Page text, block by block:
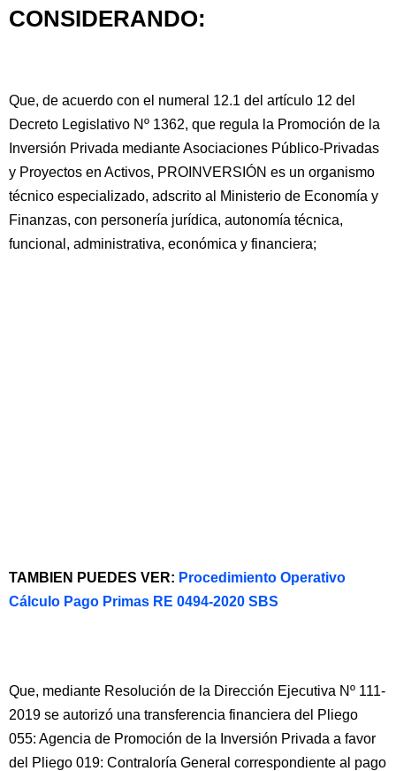
CONSIDERANDO:
Que, de acuerdo con el numeral 12.1 del artículo 12 del
Decreto Legislativo Nº 1362, que regula la Promoción de la
Inversión Privada mediante Asociaciones Público-Privadas
y Proyectos en Activos, PROINVERSIÓN es un organismo
técnico especializado, adscrito al Ministerio de Economía y
Finanzas, con personería jurídica, autonomía técnica,
funcional, administrativa, económica y financiera;
TAMBIEN PUEDES VER: Procedimiento Operativo
Cálculo Pago Primas RE 0494-2020 SBS
Que, mediante Resolución de la Dirección Ejecutiva Nº 111-
2019 se autorizó una transferencia financiera del Pliego
055: Agencia de Promoción de la Inversión Privada a favor
del Pliego 019: Contraloría General correspondiente al pago